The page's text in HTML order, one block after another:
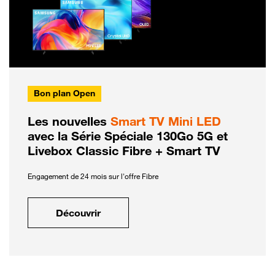
Bon plan Open
Les nouvelles Smart TV Mini LED
avec la Série Spéciale 130Go 5G et
Livebox Classic Fibre + Smart TV
Engagement de 24 mois sur l'offre Fibre
Découvrir